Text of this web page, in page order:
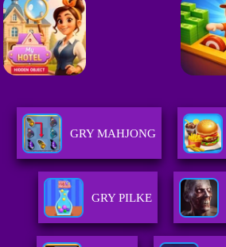
GRY MAHJONG
GRY PILKE